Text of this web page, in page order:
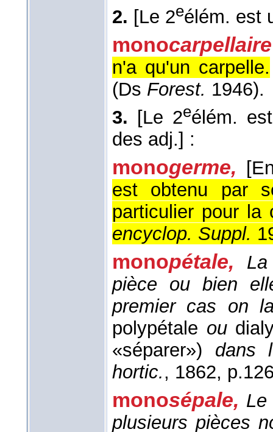
2. [Le 2eélém. est
monocarpellaire
n'a qu'un carpelle.
(Ds Forest. 1946).
3. [Le 2eélém.
des adj.] :
monogerme,
est obtenu par
particulier pour la
encyclop. Suppl.
monopétale,
pièce ou bien
premier cas on
polypétale ou
«séparer») dans
hortic., 1862,
monosépale,
plusieurs pièces